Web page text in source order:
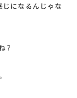
じになるんじゃな
？